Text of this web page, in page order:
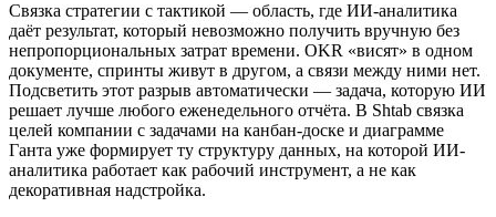
Связка стратегии с тактикой — область, где ИИ-аналитика
даёт результат, который невозможно получить вручную без
непропорциональных затрат времени. OKR «висят» в одном
документе, спринты живут в другом, а связи между ними нет.
Подсветить этот разрыв автоматически — задача, которую ИИ
решает лучше любого еженедельного отчёта. В Shtab связка
целей компании с задачами на канбан-доске и диаграмме
Ганта уже формирует ту структуру данных, на которой ИИ-
аналитика работает как рабочий инструмент, а не как
декоративная надстройка.